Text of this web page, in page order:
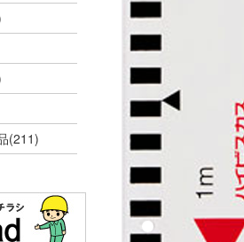
(211)